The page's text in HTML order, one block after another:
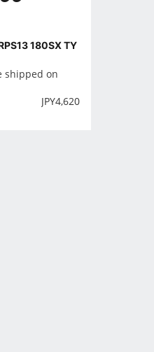
180SX TY
shipped on
JPY4,620